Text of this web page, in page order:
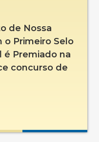
de Nossa
o Primeiro Selo
é Premiado na
concurso de